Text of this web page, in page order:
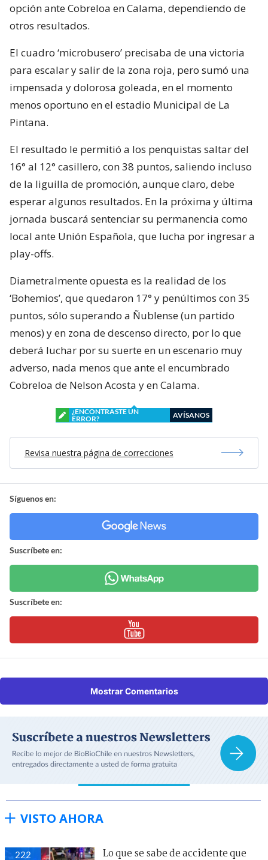
opción ante Cobreloa en Calama, dependiendo de
otros resultados.
El cuadro ‘microbusero’ precisaba de una victoria
para escalar y salir de la zona roja, pero sumó una
impensada y dolorosa goleada, en el momento
menos oportuno en el estadio Municipal de La
Pintana.
El resultado le permitió a los penquistas saltar del
16° al 12° casillero, con 38 puntos, saliendo incluso
de la liguilla de promoción, aunque claro, debe
esperar algunos resultados. En la próxima y última
jornada buscará sentenciar su permanencia como
local ante Unión Española, que lucha por ingresar a
play-offs.
Diametralmente opuesta es la realidad de los
‘Bohemios’, que quedaron 17° y penúltimos con 35
puntos, sólo superando a Ñublense (un partido
menos) y en zona de descenso directo, por lo que
deberá luchar por su suerte en un escenario muy
adverso, nada menos que ante el encumbrado
Cobreloa de Nelson Acosta y en Calama.
¿ENCONTRASTE UN
ERROR?
AVÍSANOS
Revisa nuestra página de correcciones
Síguenos en:
Suscríbete en:
Suscríbete en:
Mostrar Comentarios
VISTO AHORA
222
Lo que se sabe de accidente que